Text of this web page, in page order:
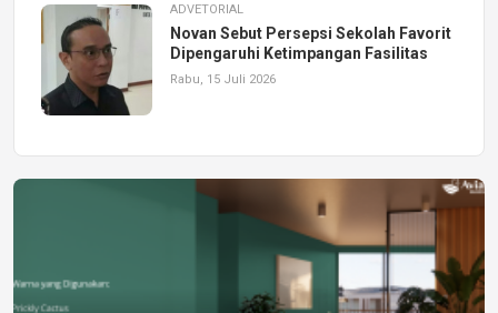
ADVETORIAL
Novan Sebut Persepsi Sekolah Favorit
Dipengaruhi Ketimpangan Fasilitas
Rabu, 15 Juli 2026